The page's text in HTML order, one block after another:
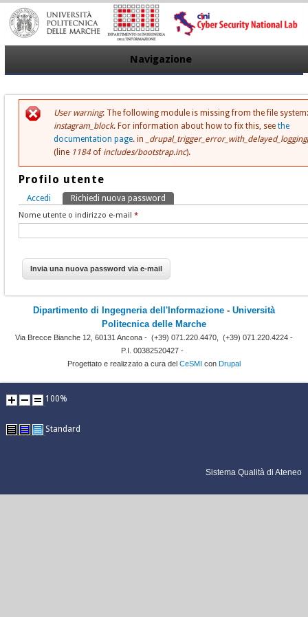
Navigazione
Messaggio di errore
User warning: The following module is missing from the file system:
instagram_block. For information about how to fix this, see the
documentation page. in
(line 1184of includes/bootstrap.inc).
Profilo utente
Schede primarie
Accedi Richiedi nuova password
Nome utente o indirizzo e-mail *
Dipartimento di Ingegneria dell'Informazione - Università
Politecnica delle Marche
Via Brecce Bianche 12, 60131 Ancona - (+39) 071.220.4470,
(+39) 071.220.4224 -
P.I. 00382520427 -
Progettato e realizzato a cura del CeSMI con Drupal
100%
Standard
Sistema Qualità di Ateneo